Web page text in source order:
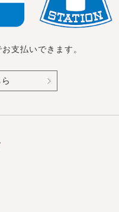
支払いできます。